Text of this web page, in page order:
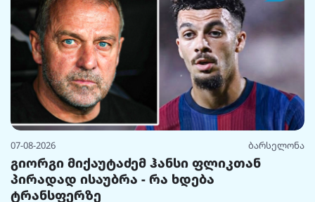
07-08-2026 ბარსელონა
გიორგი მიქაუტაძემ ჰანსი ფლიკთან
პირადად ისაუბრა - რა ხდება
ტრანსფერზე